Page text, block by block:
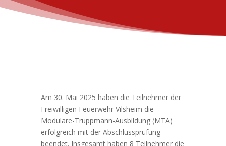
Am 30. Mai 2025 haben die Teilnehmer der
Freiwilligen Feuerwehr Vilsheim die
Modulare-Truppmann-Ausbildung (MTA)
erfolgreich mit der Abschlussprüfung
beendet. Insgesamt haben 8 Teilnehmer die